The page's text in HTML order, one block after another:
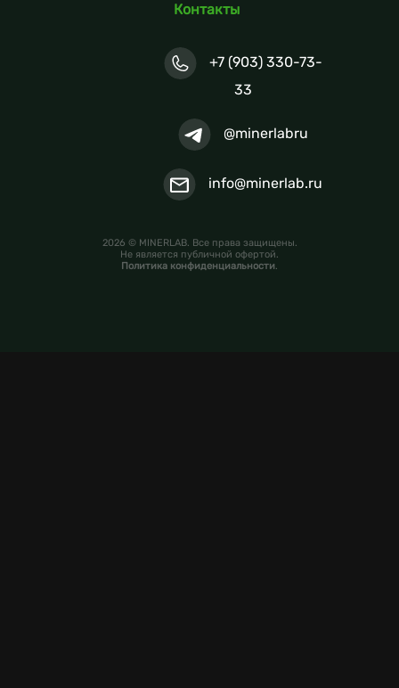
Контакты
+7 (903) 330-73-
33
@minerlabru
info@minerlab.ru
2026 © MINERLAB. Все права защищены.
Не является публичной офертой.
Политика конфиденциальности.